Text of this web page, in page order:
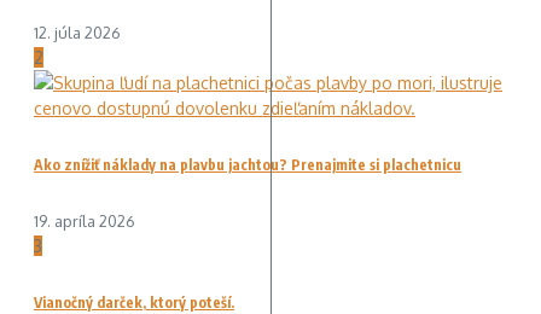
12. júla 2026
2
Ako znížiť náklady na plavbu jachtou? Prenajmite si plachetnicu
19. apríla 2026
3
Vianočný darček, ktorý poteší.